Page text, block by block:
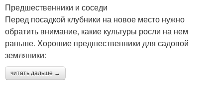
Предшественники и соседи
Перед посадкой клубники на новое место нужно
обратить внимание, какие культуры росли на нем
раньше. Хорошие предшественники для садовой
земляники:
читать дальше →